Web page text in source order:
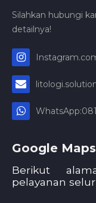
Silahkan hubungi
detailnya!
Google Maps
Berikut
pelayanan